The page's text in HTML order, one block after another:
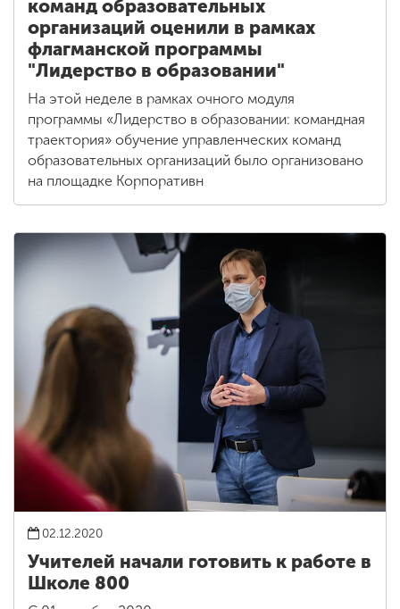
команд образовательных
организаций оценили в рамках
флагманской программы
"Лидерство в образовании"
На этой неделе в рамках очного модуля
программы «Лидерство в образовании: командная
траектория» обучение управленческих команд
образовательных организаций было организовано
на площадке Корпоративн
02.12.2020
Учителей начали готовить к работе в
Школе 800